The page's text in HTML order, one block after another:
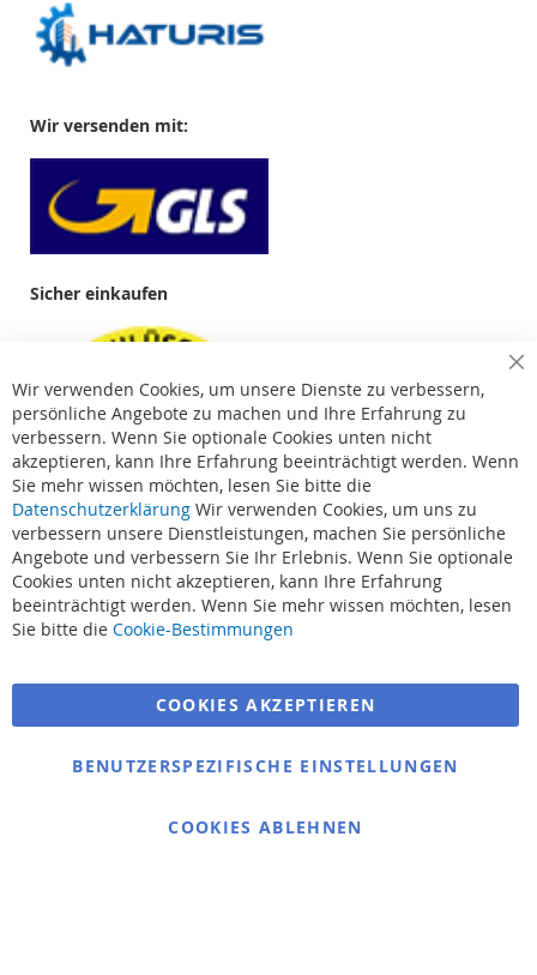
Wir versenden mit:
Sicher einkaufen
Suchbegriffe
Bestellungen und Rücksendungen
Kontaktieren Sie uns
Cookie Einstellungen
Wir verwenden Cookies, um unsere Dienste zu verbessern,
persönliche Angebote zu machen und Ihre Erfahrung zu
verbessern. Wenn Sie optionale Cookies unten nicht
akzeptieren, kann Ihre Erfahrung beeinträchtigt werden. Wenn
Sie mehr wissen möchten, lesen Sie bitte die
Datenschutzerklärung Wir verwenden Cookies, um uns zu
verbessern unsere Dienstleistungen, machen Sie persönliche
Angebote und verbessern Sie Ihr Erlebnis. Wenn Sie optionale
Cookies unten nicht akzeptieren, kann Ihre Erfahrung
beeinträchtigt werden. Wenn Sie mehr wissen möchten, lesen
Sie bitte die Cookie-Bestimmungen
COOKIES AKZEPTIEREN
BENUTZERSPEZIFISCHE EINSTELLUNGEN
COOKIES ABLEHNEN